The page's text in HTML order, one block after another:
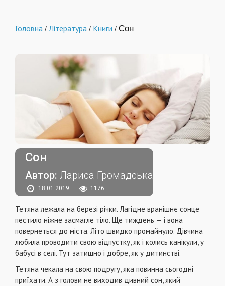
Головна / Література / Книги / Сон
Сон
Автор: Лариса Громадська
18.01.2019 1176
Тетяна лежала на березі річки. Лагідне вранішнє сонце
пестило ніжне засмагле тіло. Ще тиждень — і вона
повернеться до міста. Літо швидко промайнуло. Дівчина
любила проводити свою відпустку, як і колись канікули, у
бабусі в селі. Тут затишно і добре, як у дитинстві.
Тетяна чекала на свою подругу, яка повинна сьогодні
приїхати. А з голови не виходив дивний сон, який